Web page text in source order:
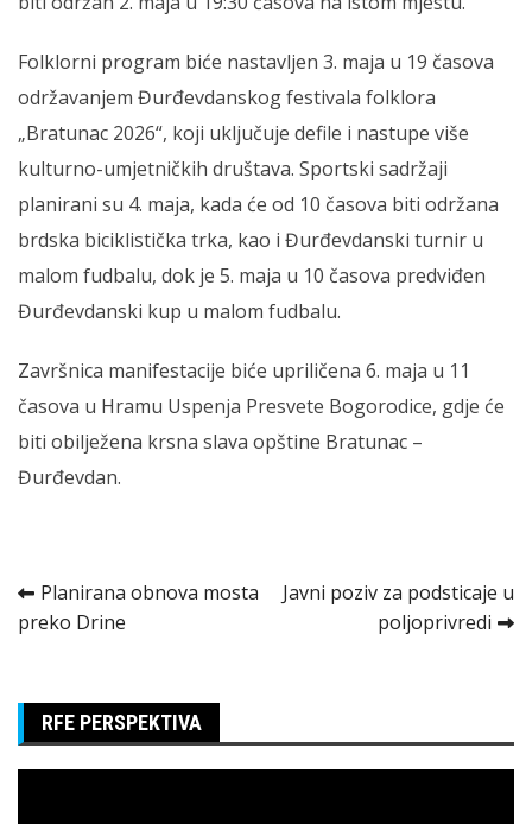
Folklorni program biće nastavljen 3. maja u 19 časova
održavanjem Đurđevdanskog festivala folklora
„Bratunac 2026“, koji uključuje defile i nastupe više
kulturno-umjetničkih društava. Sportski sadržaji
planirani su 4. maja, kada će od 10 časova biti održana
brdska biciklistička trka, kao i Đurđevdanski turnir u
malom fudbalu, dok je 5. maja u 10 časova predviđen
Đurđevdanski kup u malom fudbalu.
Završnica manifestacije biće upriličena 6. maja u 11
časova u Hramu Uspenja Presvete Bogorodice, gdje će
biti obilježena krsna slava opštine Bratunac –
Đurđevdan.
Kretanje
članka
Planirana obnova mosta
preko Drine
Javni poziv za podsticaje u
poljoprivredi
RFE PERSPEKTIVA